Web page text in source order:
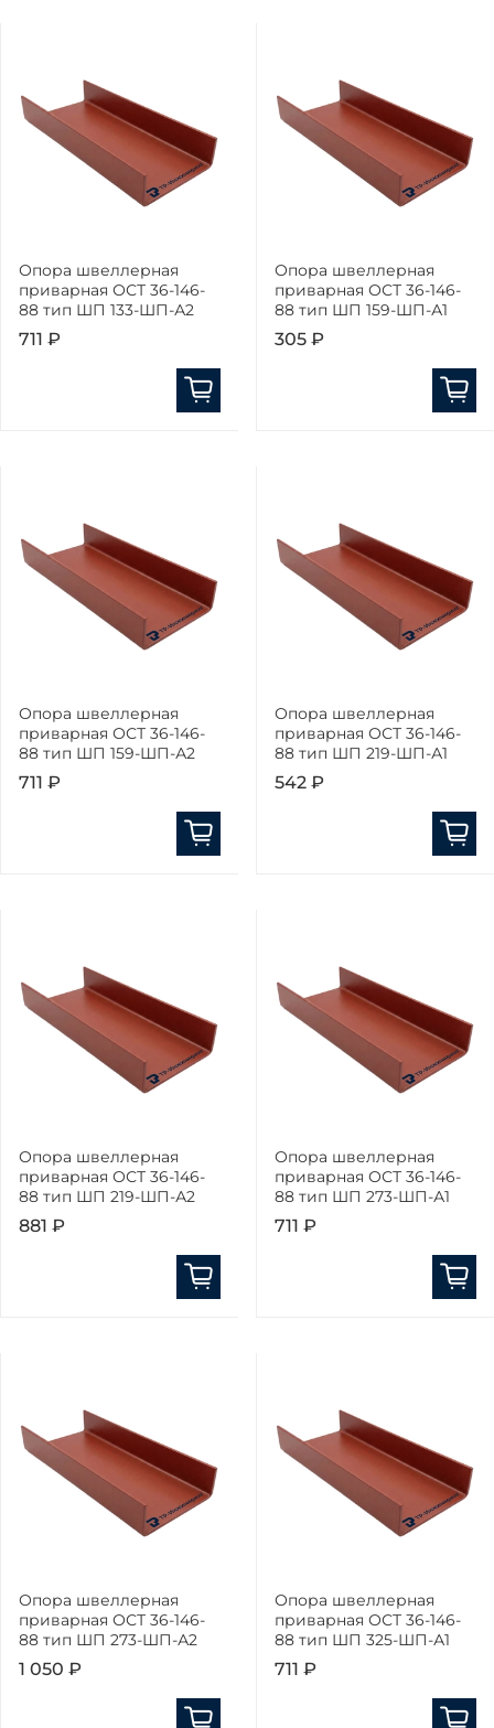
Опора швеллерная
приварная ОСТ 36-146-
88 тип ШП 133-ШП-А2
711 ₽
Опора швеллерная
приварная ОСТ 36-146-
88 тип ШП 159-ШП-А1
305 ₽
Опора швеллерная
приварная ОСТ 36-146-
88 тип ШП 159-ШП-А2
711 ₽
Опора швеллерная
приварная ОСТ 36-146-
88 тип ШП 219-ШП-А1
542 ₽
Опора швеллерная
приварная ОСТ 36-146-
88 тип ШП 219-ШП-А2
881 ₽
Опора швеллерная
приварная ОСТ 36-146-
88 тип ШП 273-ШП-А1
711 ₽
Опора швеллерная
приварная ОСТ 36-146-
88 тип ШП 273-ШП-А2
1 050 ₽
Опора швеллерная
приварная ОСТ 36-146-
88 тип ШП 325-ШП-А1
711 ₽